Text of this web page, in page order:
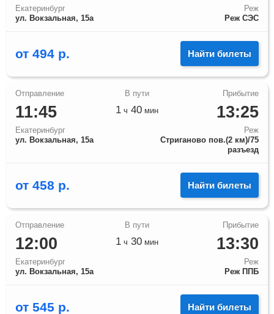
Екатеринбург
ул. Вокзальная, 15а
Реж
Реж СЭС
от 494 р. Найти билеты
11:45
Екатеринбург
ул. Вокзальная, 15а
13:25
Реж
Стриганово пов.(2 км)/75
разъезд
1 ч 40 мин
от 458 р. Найти билеты
12:00
Екатеринбург
ул. Вокзальная, 15а
13:30
Реж
Реж ППБ
1 ч 30 мин
от 545 р. Найти билеты